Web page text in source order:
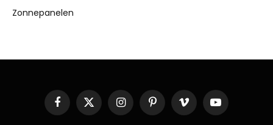
Zonnepanelen
Facebook
X
(Twitter)
InstagramPinterestVimeo YouTube